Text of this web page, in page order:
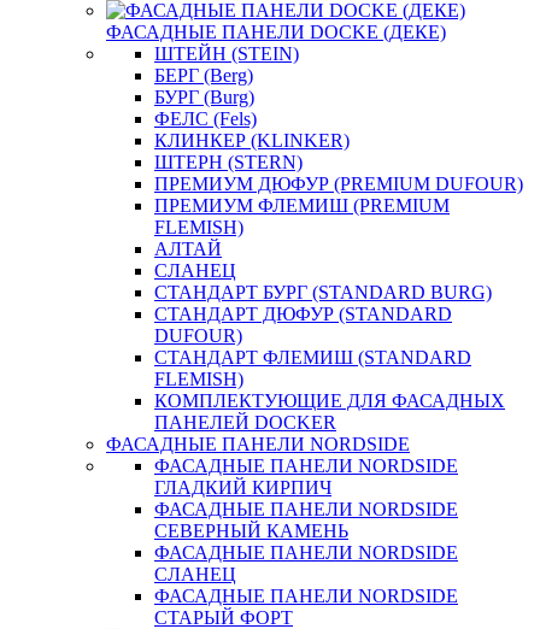
ФАСАДНЫЕ ПАНЕЛИ DOCKE (ДЕКЕ)
ШТЕЙН (STEIN)
БЕРГ (Berg)
БУРГ (Burg)
ФЕЛС (Fels)
КЛИНКЕР (KLINKER)
ШТЕРН (STERN)
ПРЕМИУМ ДЮФУР (PREMIUM DUFOUR)
ПРЕМИУМ ФЛЕМИШ (PREMIUM
FLEMISH)
АЛТАЙ
СЛАНЕЦ
СТАНДАРТ БУРГ (STANDARD BURG)
СТАНДАРТ ДЮФУР (STANDARD
DUFOUR)
СТАНДАРТ ФЛЕМИШ (STANDARD
FLEMISH)
КОМПЛЕКТУЮЩИЕ ДЛЯ ФАСАДНЫХ
ПАНЕЛЕЙ DOCKER
ФАСАДНЫЕ ПАНЕЛИ NORDSIDE
ФАСАДНЫЕ ПАНЕЛИ NORDSIDE
ГЛАДКИЙ КИРПИЧ
ФАСАДНЫЕ ПАНЕЛИ NORDSIDE
СЕВЕРНЫЙ КАМЕНЬ
ФАСАДНЫЕ ПАНЕЛИ NORDSIDE
СЛАНЕЦ
ФАСАДНЫЕ ПАНЕЛИ NORDSIDE
СТАРЫЙ ФОРТ